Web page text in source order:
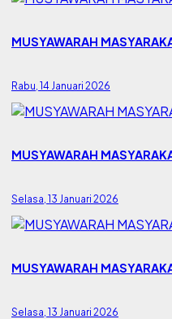
MUSYAWARAH
Rabu, 14 Januari 2026
MUSYAWARAH
Selasa, 13 Januari 2026
MUSYAWARAH
Selasa, 13 Januari 2026